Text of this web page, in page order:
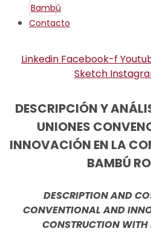
Bambú
Contacto
Linkedin Facebook-f
Sketch
DESCRIPCIÓN Y
UNIONES
INNOVACIÓN EN LA
BAMBÚ
DESCRIPTION AND
CONVENTIONAL AND
CONSTRUCTION